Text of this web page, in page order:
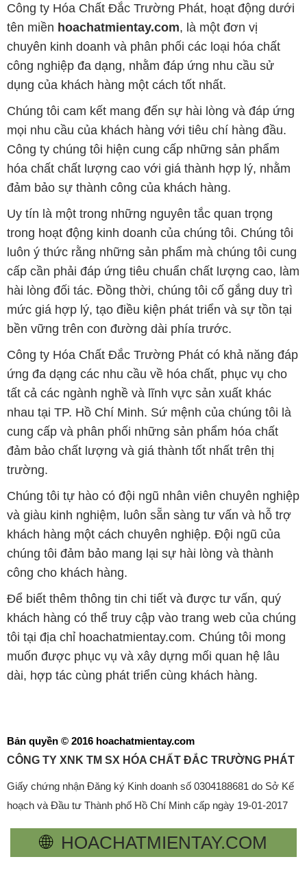
Công ty Hóa Chất Đắc Trường Phát, hoạt động dưới
tên miền hoachatmientay.com, là một đơn vị
chuyên kinh doanh và phân phối các loại hóa chất
công nghiệp đa dạng, nhằm đáp ứng nhu cầu sử
dụng của khách hàng một cách tốt nhất.
Chúng tôi cam kết mang đến sự hài lòng và đáp ứng
mọi nhu cầu của khách hàng với tiêu chí hàng đầu.
Công ty chúng tôi hiện cung cấp những sản phẩm
hóa chất chất lượng cao với giá thành hợp lý, nhằm
đảm bảo sự thành công của khách hàng.
Uy tín là một trong những nguyên tắc quan trọng
trong hoạt động kinh doanh của chúng tôi. Chúng tôi
luôn ý thức rằng những sản phẩm mà chúng tôi cung
cấp cần phải đáp ứng tiêu chuẩn chất lượng cao, làm
hài lòng đối tác. Đồng thời, chúng tôi cố gắng duy trì
mức giá hợp lý, tạo điều kiện phát triển và sự tồn tại
bền vững trên con đường dài phía trước.
Công ty Hóa Chất Đắc Trường Phát có khả năng đáp
ứng đa dạng các nhu cầu về hóa chất, phục vụ cho
tất cả các ngành nghề và lĩnh vực sản xuất khác
nhau tại TP. Hồ Chí Minh. Sứ mệnh của chúng tôi là
cung cấp và phân phối những sản phẩm hóa chất
đảm bảo chất lượng và giá thành tốt nhất trên thị
trường.
Chúng tôi tự hào có đội ngũ nhân viên chuyên nghiệp
và giàu kinh nghiệm, luôn sẵn sàng tư vấn và hỗ trợ
khách hàng một cách chuyên nghiệp. Đội ngũ của
chúng tôi đảm bảo mang lại sự hài lòng và thành
công cho khách hàng.
Để biết thêm thông tin chi tiết và được tư vấn, quý
khách hàng có thể truy cập vào trang web của chúng
tôi tại địa chỉ hoachatmientay.com. Chúng tôi mong
muốn được phục vụ và xây dựng mối quan hệ lâu
dài, hợp tác cùng phát triển cùng khách hàng.
Bản quyền © 2016 hoachatmientay.com
CÔNG TY XNK TM SX HÓA CHẤT ĐẮC TRƯỜNG PHÁT
Giấy chứng nhận Đăng ký Kinh doanh số 0304188681 do Sở Kế
hoạch và Đầu tư Thành phố Hồ Chí Minh cấp ngày 19-01-2017
🌐 HOACHATMIENTAY.COM